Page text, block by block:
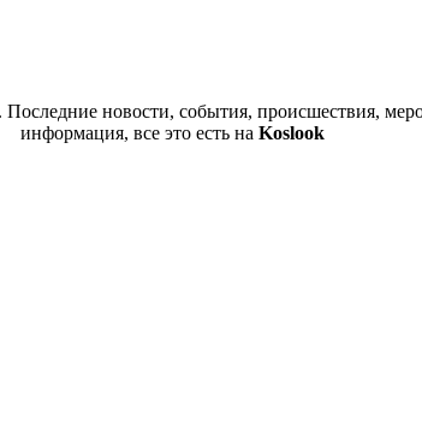
новости, события, происшествия,
информация, все это есть на Koslook